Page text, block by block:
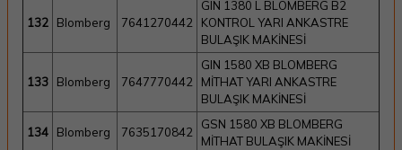
132 Blomberg 7641270442
GIN 1380 L BLOMBERG B2
KONTROL YARI ANKASTRE
BULAŞIK MAKİNESİ
133 Blomberg 7647770442
GIN 1580 XB BLOMBERG
MİTHAT YARI ANKASTRE
BULAŞIK MAKİNESİ
134 Blomberg 7635170842
GSN 1580 XB BLOMBERG
MİTHAT BULAŞIK MAKİNESİ